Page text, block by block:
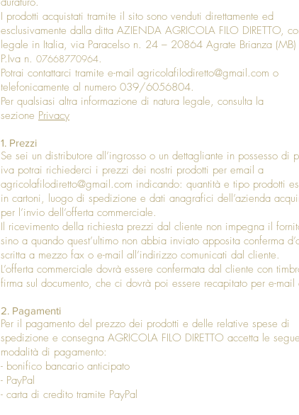
I prodotti acquistati tramite il sito sono venduti direttamente ed
esclusivamente dalla ditta AZIENDA AGRICOLA FILO DIRETTO,
legale in Italia, via Paracelso n. 24 – 20864 Agrate Brianza (MB)
P.Iva n. 07668770964.
Potrai contattarci tramite e-mail agricolafilodiretto@gmail.com o
telefonicamente al numero 039/6056804.
Per qualsiasi altra informazione di natura legale, consulta la
sezione Privacy
1. Prezzi
Se sei un distributore all’ingrosso o un dettagliante in possesso di
iva potrai richiederci i prezzi dei nostri prodotti per email a
agricolafilodiretto@gmail.com indicando: quantità e tipo prodotti
in cartoni, luogo di spedizione e dati anagrafici dell’azienda
per l’invio dell’offerta commerciale.
Il ricevimento della richiesta prezzi dal cliente non impegna il
sino a quando quest’ultimo non abbia inviato apposita conferma
scritta a mezzo fax o e-mail all’indirizzo comunicati dal cliente.
L’offerta commerciale dovrà essere confermata dal cliente con
firma sul documento, che ci dovrà poi essere recapitato per e-mail
2. Pagamenti
Per il pagamento del prezzo dei prodotti e delle relative spese di
spedizione e consegna AGRICOLA FILO DIRETTO accetta le
modalità di pagamento:
- bonifico bancario anticipato
- PayPal
- carta di credito tramite PayPal